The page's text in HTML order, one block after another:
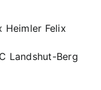
Heimler Felix
Landshut-Berg